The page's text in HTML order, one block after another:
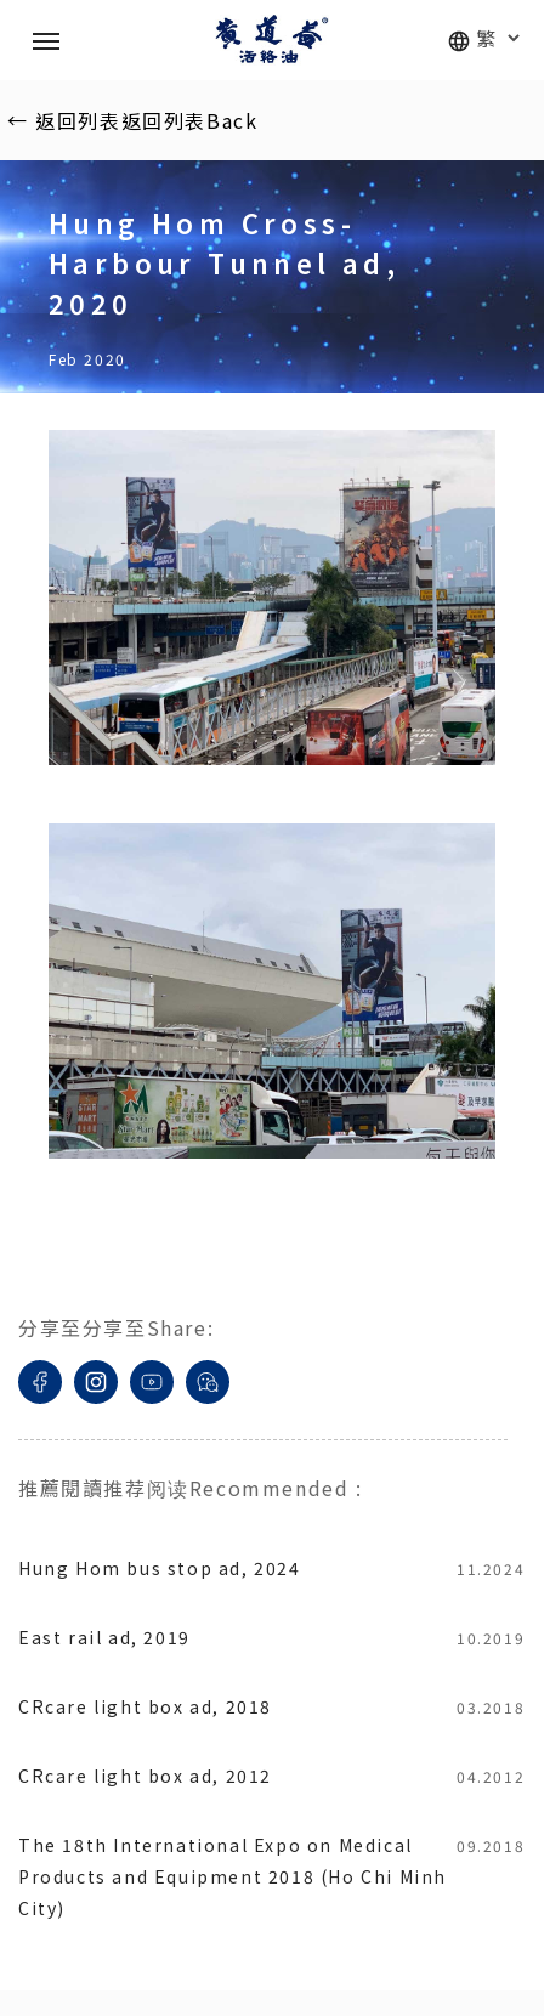
content
Menu
← 返回列表返回列表Back
Hung Hom Cross-
Harbour Tunnel ad,
2020
Feb 2020
分享至分享至Share:
推薦閱讀推荐阅读Recommended :
Hung Hom bus stop ad, 2024 11.2024
East rail ad, 2019 10.2019
CRcare light box ad, 2018 03.2018
CRcare light box ad, 2012 04.2012
The 18th International Expo on Medical
Products and Equipment 2018 (Ho Chi Minh
City)
09.2018